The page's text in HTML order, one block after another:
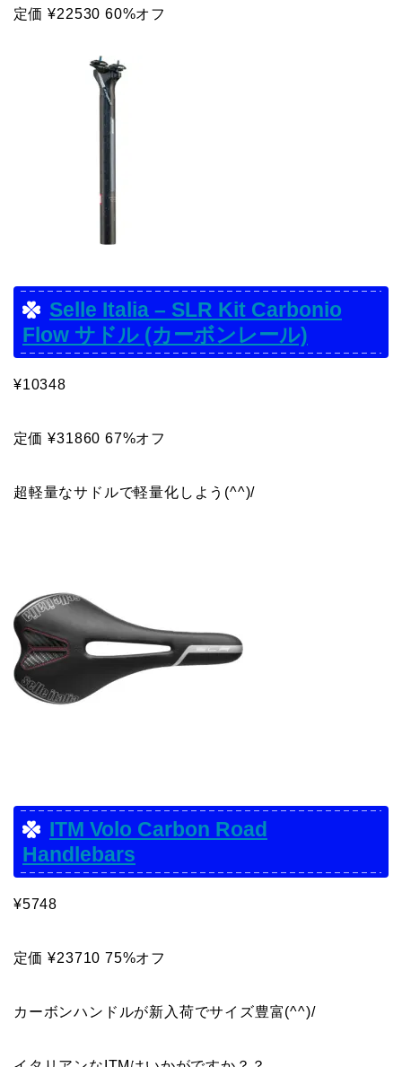
定価 ¥22530 60%オフ
Selle Italia – SLR Kit Carbonio
Flow サドル (カーボンレール)
¥10348
定価 ¥31860 67%オフ
超軽量なサドルで軽量化しよう(^^)/
ITM Volo Carbon Road
Handlebars
¥5748
定価 ¥23710 75%オフ
カーボンハンドルが新入荷でサイズ豊富(^^)/